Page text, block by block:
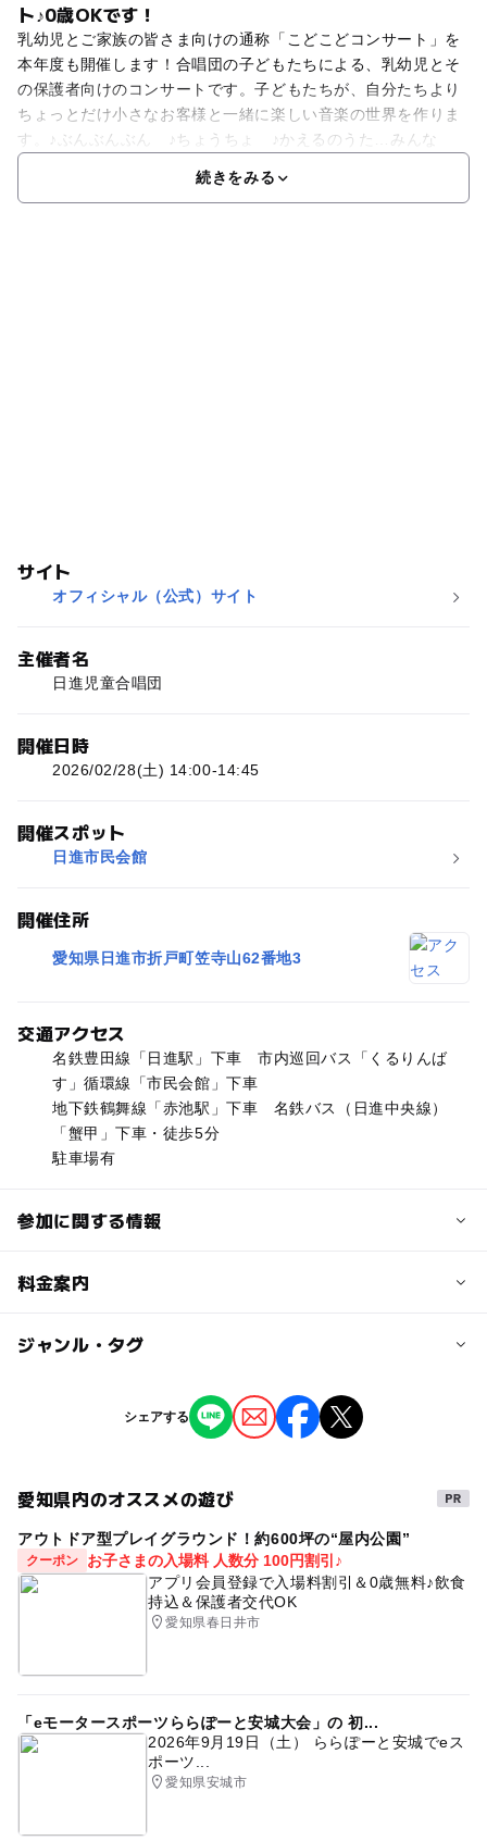
ト♪0歳OKです！
乳幼児とご家族の皆さま向けの通称「こどこどコンサート」を
本年度も開催します！合唱団の子どもたちによる、乳幼児とそ
の保護者向けのコンサートです。子どもたちが、自分たちより
ちょっとだけ小さなお客様と一緒に楽しい音楽の世界を作りま
す。♪ぶんぶんぶん ♪ちょうちょ ♪かえるのうた…みんな
続きをみる
サイト
オフィシャル（公式）サイト
主催者名
日進児童合唱団
開催日時
2026/02/28(土) 14:00-14:45
開催スポット
日進市民会館
開催住所
愛知県日進市折戸町笠寺山62番地3
交通アクセス
名鉄豊田線「日進駅」下車 市内巡回バス「くるりんば
す」循環線「市民会館」下車
地下鉄鶴舞線「赤池駅」下車 名鉄バス（日進中央線）
「蟹甲」下車・徒歩5分
駐車場有
参加に関する情報
定員詳細
0歳･1歳･2歳の赤ちゃん(乳児･幼児)
3歳･4歳･5歳･6歳(幼児)小学生
予約必要
応募方法
申し込みフォームより必ず事前にお申し込みください。
予約はこちらから
料金案内
子供の料金
ジャンル・タグ
タグ
0歳からOKのコンサート 乳幼児親子向け
シェアする
愛知県内のオススメの遊び
アウトドア型プレイグラウンド！約600坪の“屋内公園”
クーポン
お子さまの入場料 人数分 100円割引♪
アプリ会員登録で入場料割引＆0歳無料♪飲食
持込＆保護者交代OK
愛知県春日井市
「eモータースポーツららぽーと安城大会」の 初...
2026年9月19日（土） ららぽーと安城でeス
ポーツ...
愛知県安城市